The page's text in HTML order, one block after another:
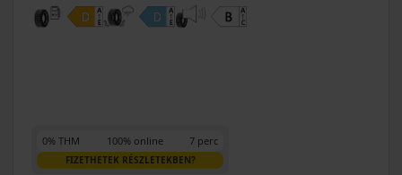
0% THM 100% online 7 perc
FIZETHETEK RÉSZLETEKBEN?